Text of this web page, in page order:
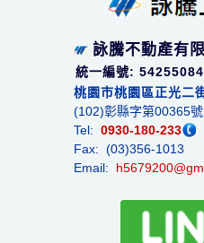
詠騰不動產有
統一編號: 54255084
桃園市桃園區正光二
(102)彰縣字第00365
Tel: 0930-180-233
Fax: (03)356-1013
Email: